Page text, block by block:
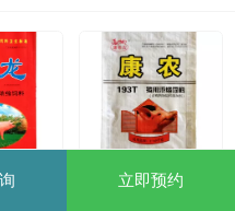
立即预约